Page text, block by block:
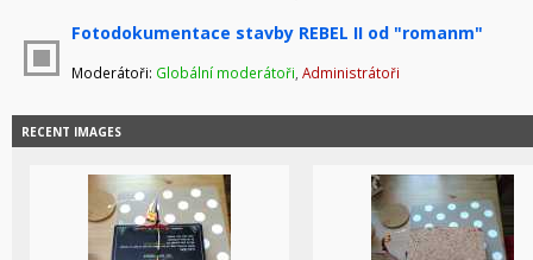
Fotodokumentace stavby REBEL II od "romanm"
Moderátoři: Globální moderátoři Administrátoři
RECENT IMAGES